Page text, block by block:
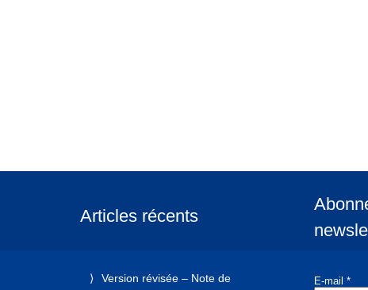
Articles récents
Version révisée – Note de
E-mail *